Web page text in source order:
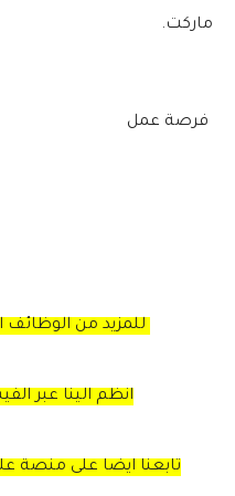
ماركت.
فرصة عمل
للمزيد من الوظائف
انظم الينا عبر
تابعنا ايضا على منصة